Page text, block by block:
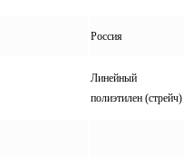
Россия
Линейный
полиэтилен (стрейч)